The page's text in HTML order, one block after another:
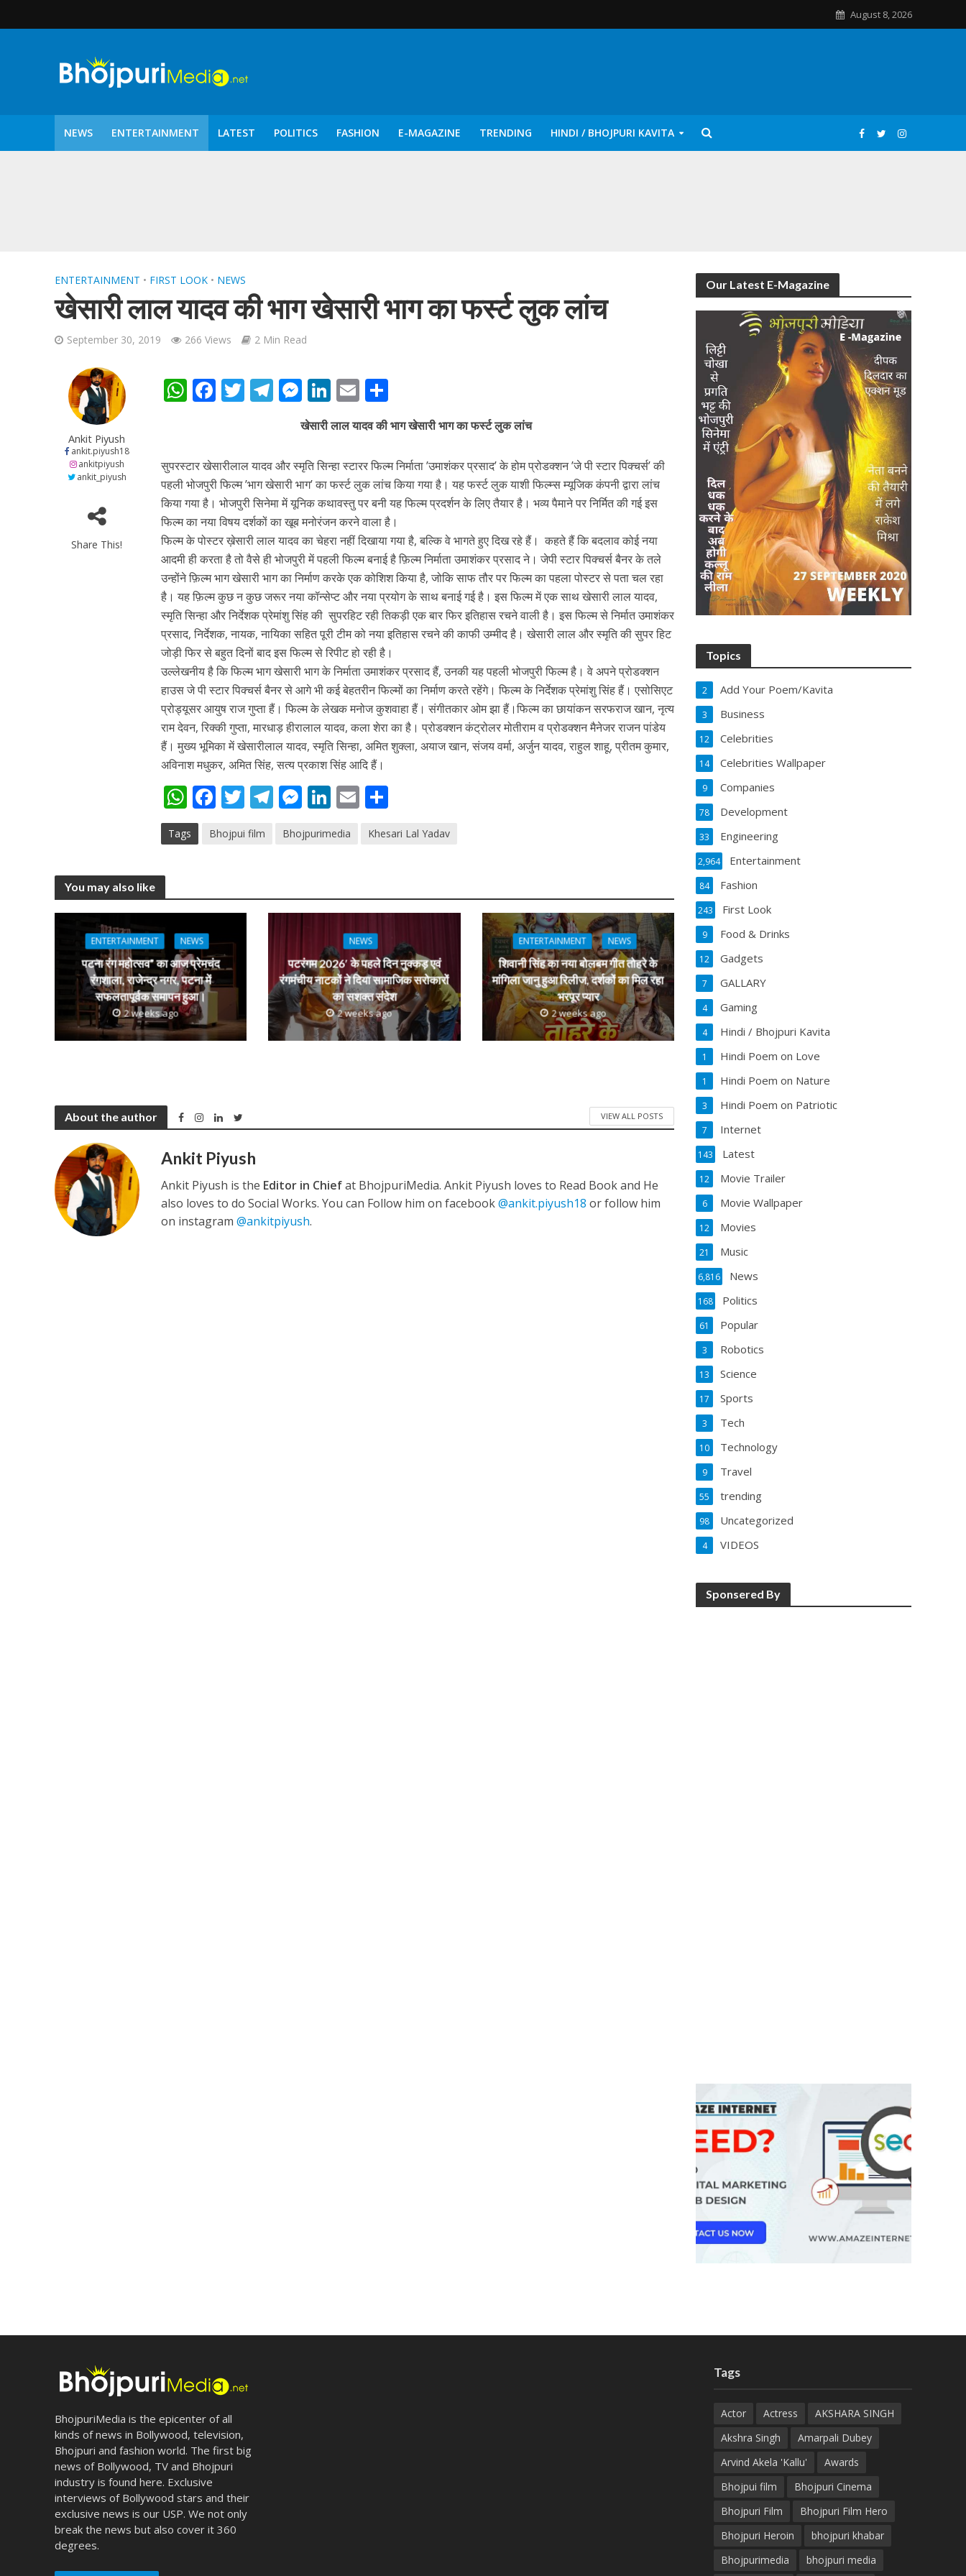
August 8, 2026
NEWS ENTERTAINMENT LATEST POLITICS FASHION E-MAGAZINE TRENDING HINDI / BHOJPURI KAVITA
शिवानी सिंह का नया बोलबम गीत तोहरे के मांगिला जानु हुआ रिलीज, दर्शकों का मिल रहा भरपूर प्यार
वर्ल्डवाइड रिकॉर्ड्स भोजपुरी का नया धमाकेदार गाना जल्द, दुबई की खूबसूरत लोकेशन्स पर हो रही है शूटिंग
पवन सिंह का बॉलीवुड में महाधमाका, ‘सिर्फ आपके’ की शूटिंग लखनऊ और भोपाल में हुई पूरी”
नेहा म्यूजिक वर्ल्ड पर रिलीज हुआ भोजपुरी गीत जिंदगी जियल छोड़ देहब, दर्शकों का मिल रहा भरपूर प्यार
साजिद नाडियाडवाला के साथ 25 वर्षों का सफर, अब ‘ओम गोल्डन फ्यूचर मूवीज़’ के साथ नई पारी शुरू करेंगे प्रेमचंद्र झा
ENTERTAINMENT • FIRST LOOK • NEWS
खेसारी लाल यादव की भाग खेसारी भाग का फर्स्ट लुक लांच
September 30, 2019 266 Views 2 Min Read
Ankit Piyush
ankit.piyush18
ankitpiyush
ankit_piyush
Share This!
W
s
A
p
p
F
b
o
o
k
T
er
T
gr
a
m
M
e
ss
e
n
g
er
Li
k
e
dI
n
E
ai
l
ar
e
खेसारी लाल यादव की भाग खेसारी भाग का फर्स्ट लुक लांच
सुपरस्टार खेसारीलाल यादव और स्मृति सिन्हा स्टारर फिल्म निर्माता ’उमाशंकर प्रसाद’ के होम प्रोडक्शन ’जे पी स्टार पिक्चर्स’ की
पहली भोजपुरी फिल्म ’भाग खेसारी भाग’ का फर्स्ट लुक लांच किया गया है। यह फर्स्ट लुक याशी फिल्म्स म्यूजिक कंपनी द्वारा लांच
किया गया है। भोजपुरी सिनेमा में यूनिक कथावस्तु पर बनी यह फिल्म प्रदर्शन के लिए तैयार है। भव्य पैमाने पर निर्मित की गई इस
फिल्म का नया विषय दर्शकों का खूब मनोरंजन करने वाला है।
फिल्म के पोस्टर ख़ेसारी लाल यादव का चेहरा नहीं दिखाया गया है, बल्कि वे भागते हुए दिख रहे हैं। कहते हैं कि बदलाव कोई नया
आदमी ही करता है तो वैसे ही भोजपुरी में पहली फिल्म बनाई है फ़िल्म निर्माता उमाशंकर प्रसाद ने। जेपी स्टार पिक्चर्स बैनर के तले
उन्होंने फ़िल्म भाग खेसारी भाग का निर्माण करके एक कोशिश किया है, जोकि साफ तौर पर फिल्म का पहला पोस्टर से पता चल रहा
है। यह फ़िल्म कुछ न कुछ जरूर नया कॉन्सेप्ट और नया प्रयोग के साथ बनाई गई है। इस फिल्म में एक साथ खेसारी लाल यादव,
स्मृति सिन्हा और निर्देशक प्रेमांशु सिंह की सुपरहिट रही तिकड़ी एक बार फिर इतिहास रचने वाली है। इस फिल्म से निर्मात उमाशंकर
प्रसाद, निर्देशक, नायक, नायिका सहित पूरी टीम को नया इतिहास रचने की काफी उम्मीद है। खेसारी लाल और स्मृति की सुपर हिट
जोड़ी फिर से बहुत दिनों बाद इस फिल्म से रिपीट हो रही है।
उल्लेखनीय है कि फिल्म भाग खेसारी भाग के निर्माता उमाशंकर प्रसाद हैं, उनकी यह पहली भोजपुरी फिल्म है। वे अपने प्रोडक्शन
हाउस जे पी स्टार पिक्चर्स बैनर से आगे भी कई बेहतरीन फिल्मों का निर्माण करते रहेंगे। फिल्म के निर्देशक प्रेमांशु सिंह हैं। एसोसिएट
प्रोड्यूसर आयुष राज गुप्ता हैं। फिल्म के लेखक मनोज कुशवाहा हैं। संगीतकार ओम झा हैं।फिल्म का छायांकन सरफराज खान, नृत्य
राम देवन, रिक्की गुप्ता, मारधाड़ हीरालाल यादव, कला शेरा का है। प्रोडक्शन कंट्रोलर मोतीराम व प्रोडक्शन मैनेजर राजन पांडेय
हैं। मुख्य भूमिका में खेसारीलाल यादव, स्मृति सिन्हा, अमित शुक्ला, अयाज खान, संजय वर्मा, अर्जुन यादव, राहुल शाहू, प्रीतम कुमार,
अविनाश मधुकर, अमित सिंह, सत्य प्रकाश सिंह आदि हैं।
W
h
at
p
p
F
e
o
k
T
itt
T
e
m
M
ss
g
er
Li
k
n
E
ai ar
Tags Bhojpui film Bhojpurimedia Khesari Lal Yadav
You may also like
ENTERTAINMENT NEWS
पटना रंग महोत्सव” का आज प्रेमचंद
रंगशाला, राजेन्द्र नगर, पटना में
सफलतापूर्वक समापन हुआ।
2 weeks ago
NEWS
पटरंगम 2026′ के पहले दिन नुक्कड़ एवं
रंगमंचीय नाटकों ने दिया सामाजिक सरोकारों
का सशक्त संदेश
2 weeks ago
ENTERTAINMENT NEWS
शिवानी सिंह का नया बोलबम गीत तोहरे के
मांगिला जानु हुआ रिलीज, दर्शकों का मिल रहा
भरपूर प्यार
2 weeks ago
About the author VIEW ALL POSTS
Ankit Piyush
Ankit Piyush is the Editor in Chiefat BhojpuriMedia. Ankit Piyush loves to Read Book and He
also loves to do Social Works. You can Follow him on facebook@ankit.piyush18 or follow him
on instagram@ankitpiyush.
Our Latest E-Magazine
Topics
Add Your Poem/Kavita
2
Business
3
Celebrities
12
Celebrities Wallpaper
14
Companies
9
Development
78
Engineering
33
Entertainment
2,964
Fashion
84
First Look
243
Food & Drinks
9
Gadgets
12
GALLARY
7
Gaming
4
Hindi / Bhojpuri Kavita
4
Hindi Poem on Love
1
Hindi Poem on Nature
1
Hindi Poem on Patriotic
3
Internet
7
Latest
143
Movie Trailer
12
Movie Wallpaper
6
Movies
12
Music
21
News
6,816
Politics
168
Popular
61
Robotics
3
Science
13
Sports
17
Tech
3
Technology
10
Travel
9
trending
55
Uncategorized
98
VIDEOS
4
Sponsered By
BhojpuriMedia is the epicenter of all
kinds of news in Bollywood, television,
Bhojpuri and fashion world. The first big
news of Bollywood, TV and Bhojpuri
industry is found here. Exclusive
interviews of Bollywood stars and their
exclusive news is our USP. We not only
break the news but also cover it 360
degrees.
Tags
Actor Actress
AKSHARA SINGH
Akshra Singh
Amarpali Dubey
Arvind Akela 'Kallu'
Awards
Bhojpui film
Bhojpuri Cinema
Bhojpuri Film
Bhojpuri Film Hero
Bhojpuri Heroin
bhojpuri khabar
Bhojpurimedia
bhojpuri media